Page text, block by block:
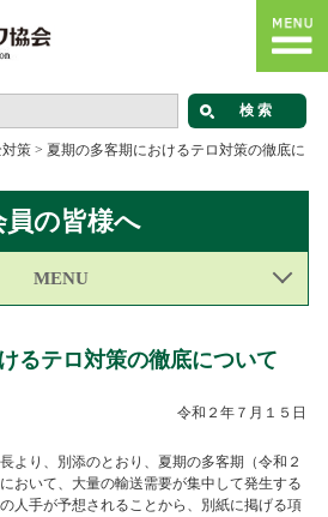
策> 夏期の多客期におけるテロ対策の徹底に
員の皆様へ
MENU
るテロ対策の徹底について
令和２年７月１５日
より、別添のとおり、夏期の多客期（令和２
おいて、大量の輸送需要が集中して発生する
人手が予想されることから、別紙に掲げる項